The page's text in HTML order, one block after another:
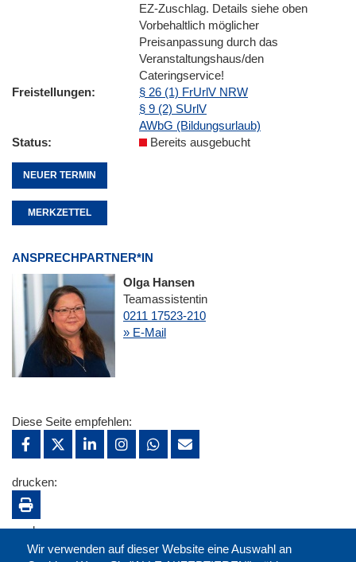
EZ-Zuschlag. Details siehe oben
Vorbehaltlich möglicher
Preisanpassung durch das
Veranstaltungshaus/den
Cateringservice!
Freistellungen
§ 26 (1) FrUrlV NRW
§ 9 (2) SUrlV
AWbG (Bildungsurlaub)
Status
Bereits ausgebucht
NEUER TERMIN
MERKZETTEL
ANSPRECHPARTNER*IN
Olga Hansen
Teamassistentin
0211 17523-210
» E-Mail
Wir verwenden auf dieser Website eine Auswahl an
Diese Seite empfehlen:
drucken:
merken: